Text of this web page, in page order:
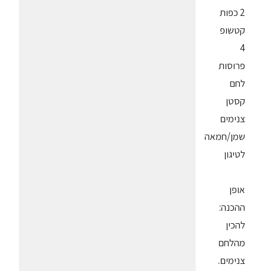
2 כפות
קטשופ
4
פרוסות
לחם
קסטן
צנימים
שמן/חמאה
לטיגון
אופן
ההכנה:
להכין
מהלחם
צנימים.